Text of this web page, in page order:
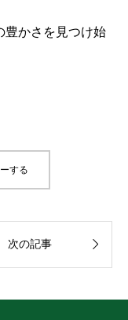
豊かさを見つけ始
する
次の記事 